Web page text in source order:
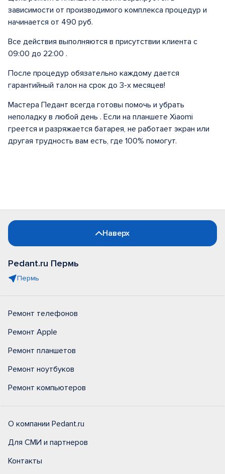
зависимости от производимого комплекса процедур и
начинается от 490 руб.
Все действия выполняются в присутствии клиента с
09:00 до 22:00 .
После процедур обязательно каждому дается
гарантийный талон на срок до 3-х месяцев!
Мастера Педант всегда готовы помочь и убрать
неполадку в любой день . Если на планшете Xiaomi
греется и разряжается батарея, не работает экран или
другая трудность вам есть, где 100% помогут.
Наверх
Pedant.ru Пермь
Пермь
Ремонт телефонов
Ремонт Apple
Ремонт планшетов
Ремонт ноутбуков
Ремонт компьютеров
О компании Pedant.ru
Для СМИ и партнеров
Контакты